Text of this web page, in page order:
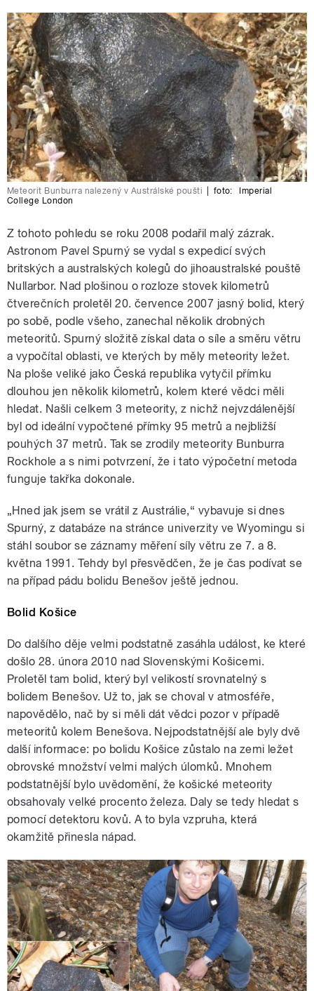
Meteorit Bunburra nalezený v Austrálské poušti foto:
Imperial
College London
Z tohoto pohledu se roku 2008 podařil malý zázrak.
Astronom Pavel Spurný se vydal s expedicí svých
britských a australských kolegů do jihoaustralské pouště
Nullarbor. Nad plošinou o rozloze stovek kilometrů
čtverečních proletěl 20. července 2007 jasný bolid, který
po sobě, podle všeho, zanechal několik drobných
meteoritů. Spurný složitě získal data o síle a směru větru
a vypočítal oblasti, ve kterých by měly meteority ležet.
Na ploše veliké jako Česká republika vytyčil přímku
dlouhou jen několik kilometrů, kolem které vědci měli
hledat. Našli celkem 3 meteority, z nichž nejvzdálenější
byl od ideální vypočtené přímky 95 metrů a nejbližší
pouhých 37 metrů. Tak se zrodily meteority Bunburra
Rockhole a s nimi potvrzení, že i tato výpočetní metoda
funguje takřka dokonale.
„Hned jak jsem se vrátil z Austrálie,“ vybavuje si dnes
Spurný, z databáze na stránce univerzity ve Wyomingu si
stáhl soubor se záznamy měření síly větru ze 7. a 8.
května 1991. Tehdy byl přesvědčen, že je čas podívat se
na případ pádu bolidu Benešov ještě jednou.
Bolid Košice
Do dalšího děje velmi podstatně zasáhla událost, ke které
došlo 28. února 2010 nad Slovenskými Košicemi.
Proletěl tam bolid, který byl velikostí srovnatelný s
bolidem Benešov. Už to, jak se choval v atmosféře,
napovědělo, nač by si měli dát vědci pozor v případě
meteoritů kolem Benešova. Nejpodstatnější ale byly dvě
další informace: po bolidu Košice zůstalo na zemi ležet
obrovské množství velmi malých úlomků. Mnohem
podstatnější bylo uvědomění, že košické meteority
obsahovaly velké procento železa. Daly se tedy hledat s
pomocí detektoru kovů. A to byla vzpruha, která
okamžitě přinesla nápad.